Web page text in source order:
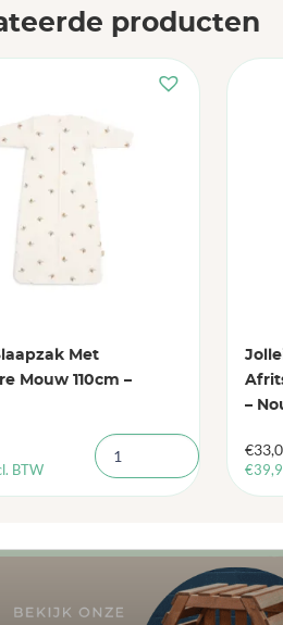
producten
Met
Mouw 110cm –
BTW
–
€
€